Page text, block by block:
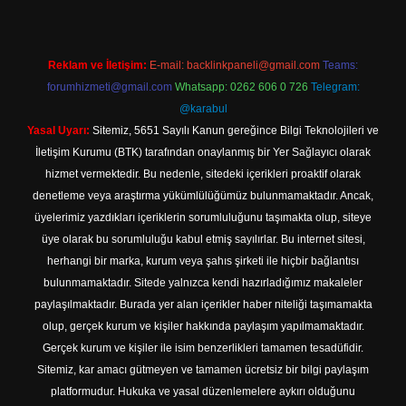
Reklam ve İletişim: E-mail: backlinkpaneli@gmail.com Teams:
forumhizmeti@gmail.com Whatsapp: 0262 606 0 726 Telegram:
@karabul
Yasal Uyarı: Sitemiz, 5651 Sayılı Kanun gereğince Bilgi Teknolojileri ve
İletişim Kurumu (BTK) tarafından onaylanmış bir Yer Sağlayıcı olarak
hizmet vermektedir. Bu nedenle, sitedeki içerikleri proaktif olarak
denetleme veya araştırma yükümlülüğümüz bulunmamaktadır. Ancak,
üyelerimiz yazdıkları içeriklerin sorumluluğunu taşımakta olup, siteye
üye olarak bu sorumluluğu kabul etmiş sayılırlar. Bu internet sitesi,
herhangi bir marka, kurum veya şahıs şirketi ile hiçbir bağlantısı
bulunmamaktadır. Sitede yalnızca kendi hazırladığımız makaleler
paylaşılmaktadır. Burada yer alan içerikler haber niteliği taşımamakta
olup, gerçek kurum ve kişiler hakkında paylaşım yapılmamaktadır.
Gerçek kurum ve kişiler ile isim benzerlikleri tamamen tesadüfidir.
Sitemiz, kar amacı gütmeyen ve tamamen ücretsiz bir bilgi paylaşım
platformudur. Hukuka ve yasal düzenlemelere aykırı olduğunu